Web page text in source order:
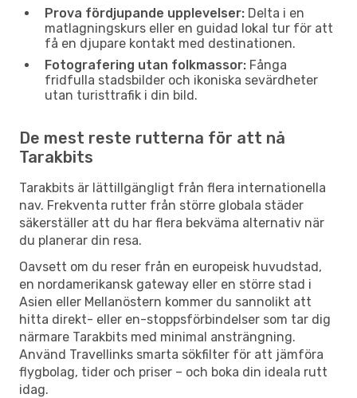
Prova fördjupande upplevelser: Delta i en
matlagningskurs eller en guidad lokal tur för att
få en djupare kontakt med destinationen.
Fotografering utan folkmassor: Fånga
fridfulla stadsbilder och ikoniska sevärdheter
utan turisttrafik i din bild.
De mest reste rutterna för att nå
Tarakbits
Tarakbits är lättillgängligt från flera internationella
nav. Frekventa rutter från större globala städer
säkerställer att du har flera bekväma alternativ när
du planerar din resa.
Oavsett om du reser från en europeisk huvudstad,
en nordamerikansk gateway eller en större stad i
Asien eller Mellanöstern kommer du sannolikt att
hitta direkt- eller en-stoppsförbindelser som tar dig
närmare Tarakbits med minimal ansträngning.
Använd Travellinks smarta sökfilter för att jämföra
flygbolag, tider och priser – och boka din ideala rutt
idag.